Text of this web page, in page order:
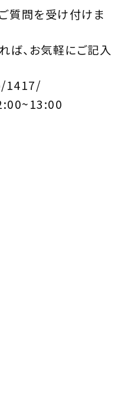
質問を受け付けま
ば、お気軽にご記入
1417/